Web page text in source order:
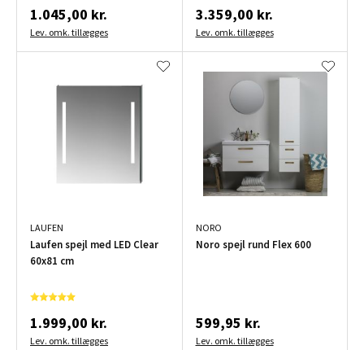
1.045,00 kr.
Lev. omk. tillægges
3.359,00 kr.
Lev. omk. tillægges
LAUFEN
Laufen spejl med LED Clear
60x81 cm
1.999,00 kr.
Lev. omk. tillægges
NORO
Noro spejl rund Flex 600
599,95 kr.
Lev. omk. tillægges